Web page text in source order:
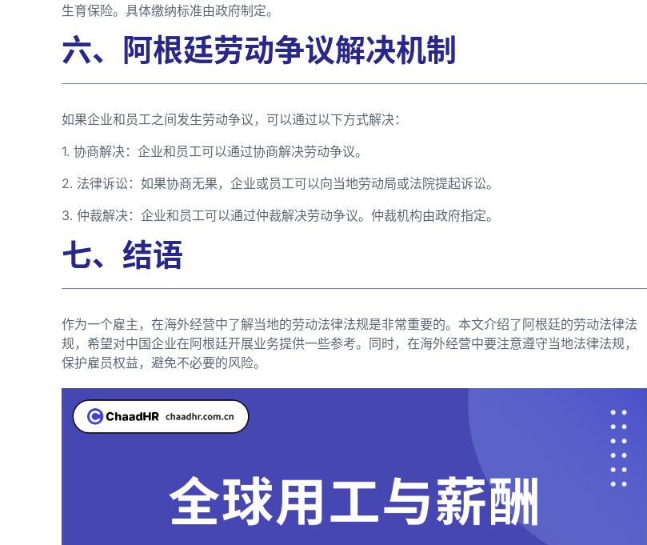
生育保险。具体缴纳标准由政府制定。
六、阿根廷劳动争议解决机制
如果企业和员工之间发生劳动争议，可以通过以下方式解决：
1. 协商解决：企业和员工可以通过协商解决劳动争议。
2. 法律诉讼：如果协商无果，企业或员工可以向当地劳动局或法院提起诉讼。
3. 仲裁解决：企业和员工可以通过仲裁解决劳动争议。仲裁机构由政府指定。
七、结语
作为一个雇主，在海外经营中了解当地的劳动法律法规是非常重要的。本文介绍了阿根廷的劳动法律法
规，希望对中国企业在阿根廷开展业务提供一些参考。同时，在海外经营中要注意遵守当地法律法规，
保护雇员权益，避免不必要的风险。